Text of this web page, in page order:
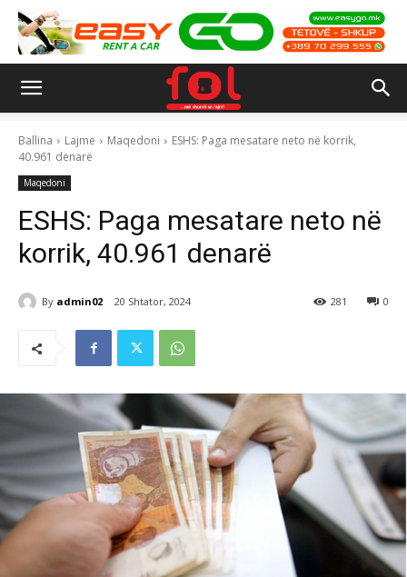
Ballina Lajme Maqedoni
ESHS: Paga mesatare neto në korrik,
40.961 denarë
Maqedoni
ESHS: Paga mesatare neto në
korrik, 40.961 denarë
By admin02 20 Shtator, 2024 0
281